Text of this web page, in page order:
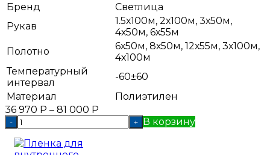
Бренд
Светлица
Рукав
1.5х100м, 2х100м, 3х50м,
4х50м, 6х55м
Полотно
6х50м, 8х50м, 12х55м, 3х100м,
4х100м
Температурный
интервал
-60±60
Материал
Полиэтилен
36 970 Р – 81 000 Р
- + В корзину